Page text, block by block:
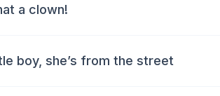
a clown!
boy, she’s from the street